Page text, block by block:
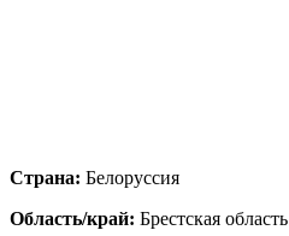
Страна: Белоруссия
Область/край: Брестская область